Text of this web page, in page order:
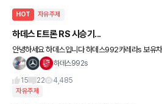
HOT 자유주제
하데스 E트론 RS 시승기...
안녕하세요 하데스입니다 하데스992카레라s 보유차량 1. 992카레
라S(2021) 2. 파라메라4(2022) 3. X6M50i(2023) 오늘은 이트
하데스992s
15
22 4,485
자유주제